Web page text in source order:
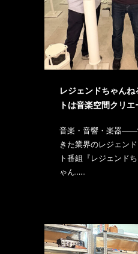
レジェンドちゃん
トは音楽空間クリ
音楽・音響・楽器
きた業界のレジェン
ト番組『レジェンド
ゃん......